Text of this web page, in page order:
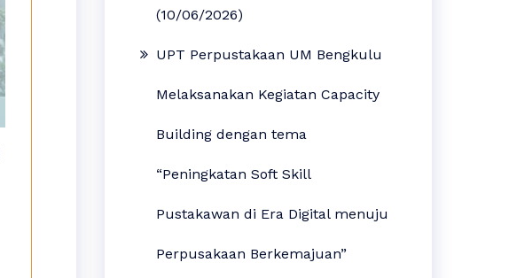
(10/06/2026)
UPT Perpustakaan UM Bengkulu
Melaksanakan Kegiatan Capacity
Building dengan tema
“Peningkatan Soft Skill
Pustakawan di Era Digital menuju
Perpusakaan Berkemajuan”